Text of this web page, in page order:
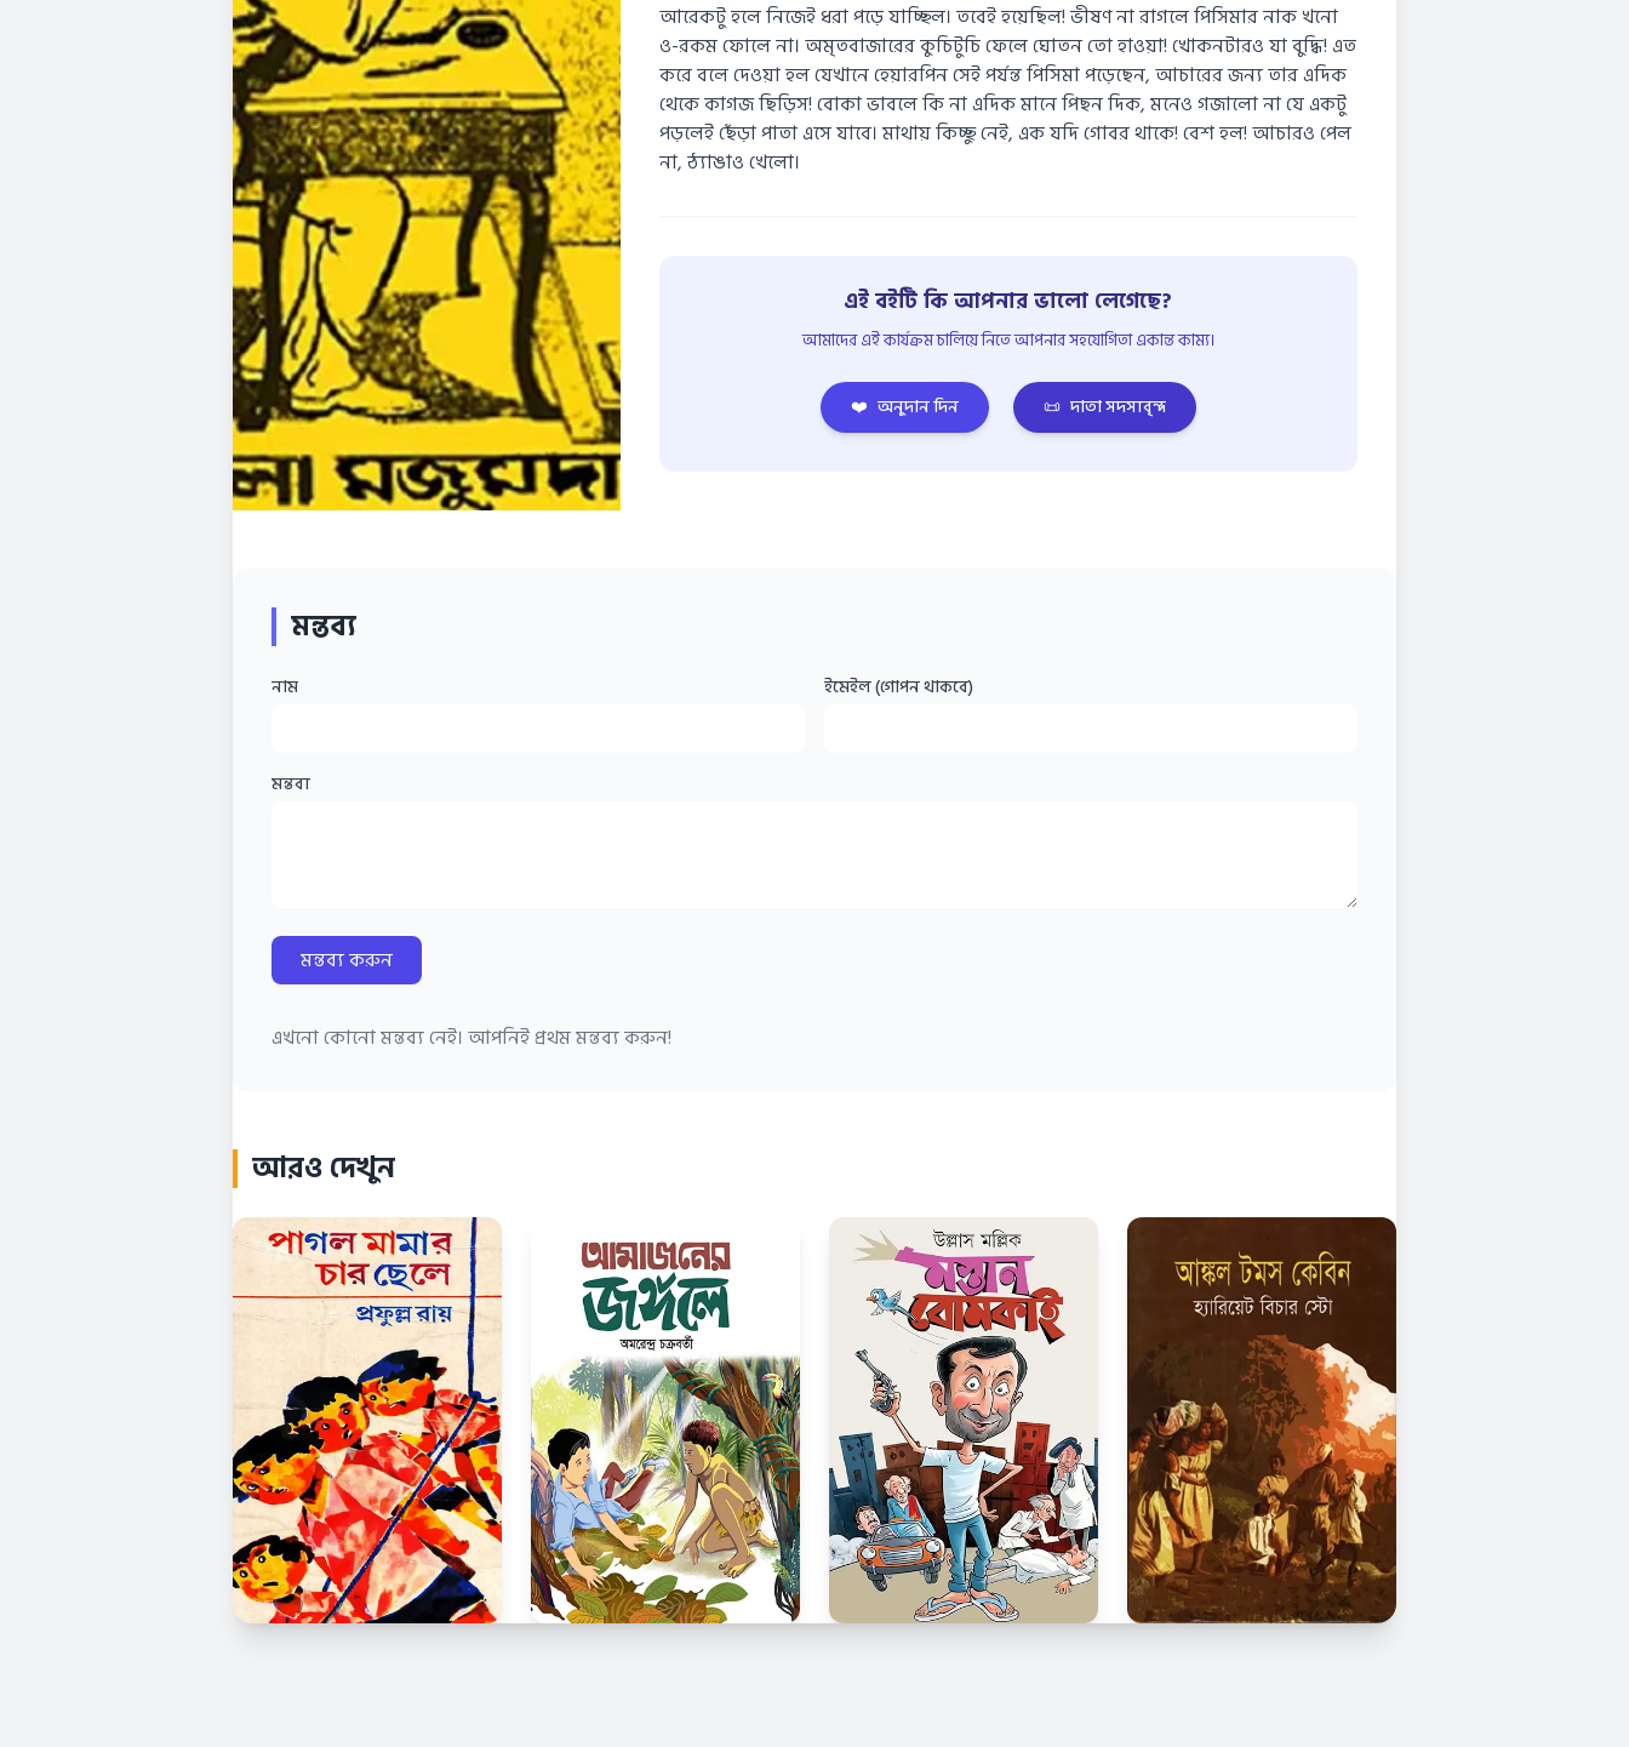
আরেকটু হলে নিজেই ধরা পড়ে যাচ্ছিল। তবেই হয়েছিল! ভীষণ না রাগলে পিসিমার নাক খনো
ও-রকম ফোলে না। অমৃতবাজারের কুচিটুচি ফেলে ঘোতন তো হাওয়া! খোকনটারও যা বুদ্ধি! এত
করে বলে দেওয়া হল যেখানে হেয়ারপিন সেই পর্যন্ত পিসিমা পড়েছেন, আচারের জন্য তার এদিক
থেকে কাগজ ছিড়িস! বোকা ভাবলে কি না এদিক মানে পিছন দিক, মনেও গজালো না যে একটু
পড়লেই ছেঁড়া পাতা এসে যাবে। মাথায় কিচ্ছু নেই, এক যদি গোবর থাকে! বেশ হল! আচারও পেল
না, ঠ্যাঙাও খেলো।
এই বইটি কি আপনার ভালো লেগেছে?
আমাদের এই কার্যক্রম চালিয়ে নিতে আপনার সহযোগিতা একান্ত কাম্য।
❤️ অনুদান দিন 📜 দাতা সদস্যবৃন্দ
মন্তব্য
নাম ইমেইল (গোপন থাকবে)
মন্তব্য
মন্তব্য করুন
এখনো কোনো মন্তব্য নেই। আপনিই প্রথম মন্তব্য করুন!
আরও দেখুন